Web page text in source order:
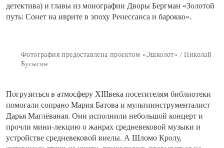
детектива) и главы из монографии Дворы Бергман «Золотой
путь: Сонет на иврите в эпоху Ренессанса и барокко».
Фотография предоставлена проектом «Эшколот» / Николай
Бусыгин
Погрузиться в атмосферу XIIIвека посетителям библиотеки
помогали сопрано Мария Батова и мультиинструменталист
Дарья Маглёваная. Они исполнили небольшой концерт и
прочли мини-лекцию о жанрах средневековой музыки и
устройстве средневековой виелы. А Шломо Кролу,